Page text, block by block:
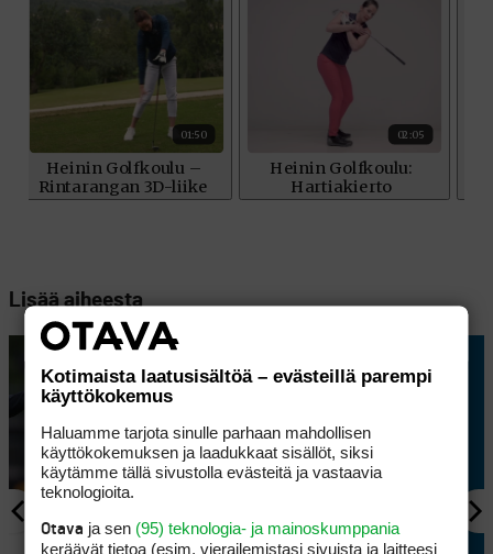
Lisää aiheesta
AJANKOHTAISTA
Kotimaista laatusisältöä – evästeillä parempi
käyttökokemus
Haluamme tarjota sinulle parhaan mahdollisen
käyttökokemuksen ja laadukkaat sisällöt, siksi
käytämme tällä sivustolla evästeitä ja vastaavia
teknologioita.
Otava ja sen (95) teknologia- ja mainoskumppania
keräävät tietoa (esim. vierailemis­tasi sivuista ja laitteesi